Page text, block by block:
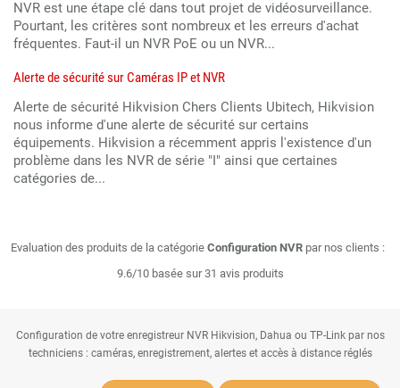
NVR est une étape clé dans tout projet de vidéosurveillance.
Pourtant, les critères sont nombreux et les erreurs d'achat
fréquentes. Faut-il un NVR PoE ou un NVR...
Alerte de sécurité sur Caméras IP et NVR
Alerte de sécurité Hikvision Chers Clients Ubitech, Hikvision
nous informe d'une alerte de sécurité sur certains
équipements. Hikvision a récemment appris l'existence d'un
problème dans les NVR de série "I" ainsi que certaines
catégories de...
Evaluation des produits de la catégorie Configuration NVRpar nos clients :
9.6/10 basée sur 31 avis produits
Configuration de votre enregistreur NVR Hikvision, Dahua ou TP-Link par nos
techniciens : caméras, enregistrement, alertes et accès à distance réglés